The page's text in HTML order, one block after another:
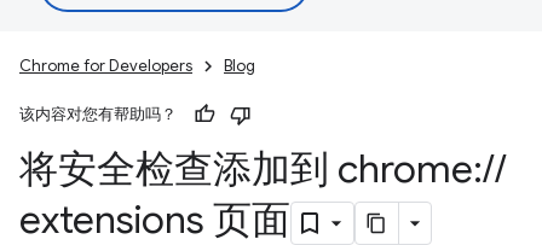
Chrome for Developers Blog
该内容对您有帮助吗？
将安全检查添加到 chrome://
extensions 页面